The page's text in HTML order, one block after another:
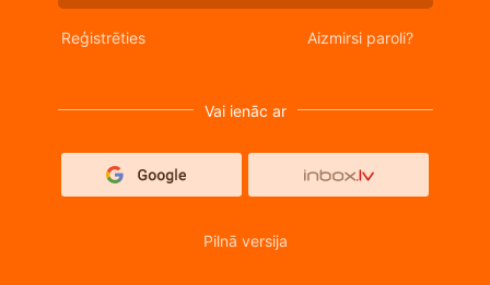
Reģistrēties Aizmirsi paroli?
Vai ienāc ar
Pilnā versija